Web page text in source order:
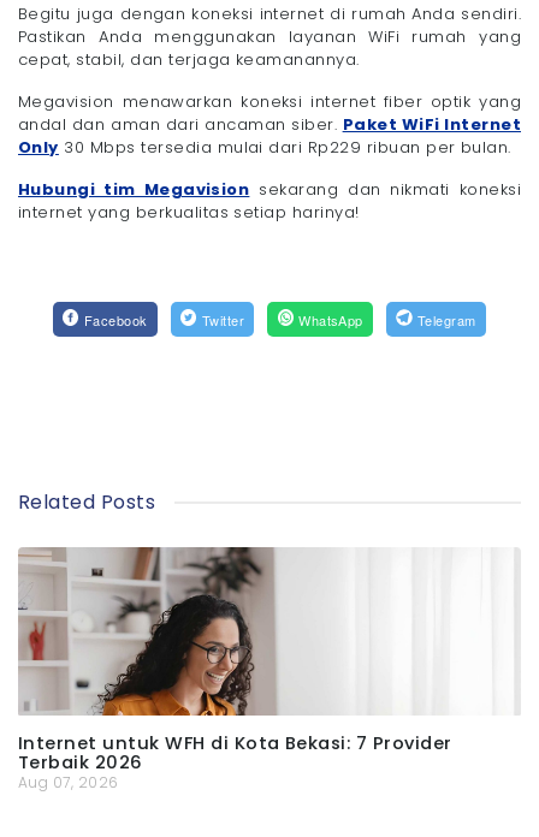
Begitu juga dengan koneksi internet di rumah Anda sendiri.
Pastikan Anda menggunakan layanan WiFi rumah yang
cepat, stabil, dan terjaga keamanannya.
Megavision menawarkan koneksi internet fiber optik yang
andal dan aman dari ancaman siber. Paket WiFi Internet
Only 30 Mbps tersedia mulai dari Rp229 ribuan per bulan.
Hubungi tim Megavision sekarang dan nikmati koneksi
internet yang berkualitas setiap harinya!
Facebook Twitter WhatsApp Telegram
Related Posts
Internet untuk WFH di Kota Bekasi: 7 Provider
Terbaik 2026
Aug 07, 2026